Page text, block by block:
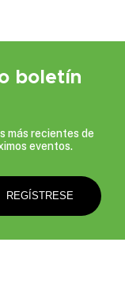
boletín
más recientes de
eventos.